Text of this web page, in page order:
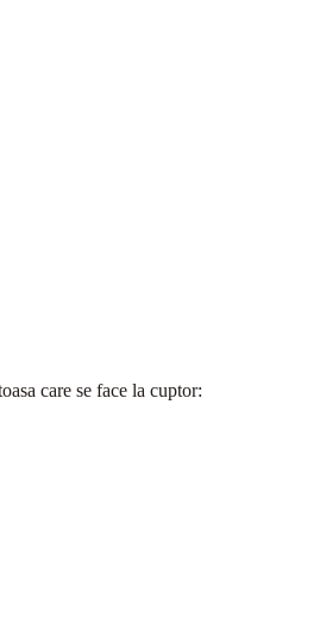
care se face la cuptor: